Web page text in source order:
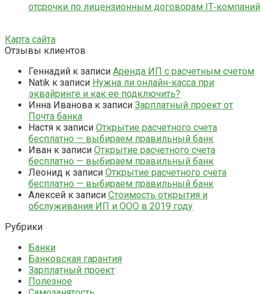
отсрочки по лицензионным договорам IT‑компаний
Карта сайта
Отзывы клиентов
Геннадий к записи Аренда ИП с расчетным счетом
Natik к записи Нужна ли онлайн-касса при
эквайринге и как ее подключить?
Инна Иванова к записи Зарплатный проект от
Почта банка
Настя к записи Открытие расчетного счета
бесплатно — выбираем правильный банк
Иван к записи Открытие расчетного счета
бесплатно — выбираем правильный банк
Леонид к записи Открытие расчетного счета
бесплатно — выбираем правильный банк
Алексей к записи Стоимость открытия и
обслуживания ИП и ООО в 2019 году
Рубрики
Банки
Банковская гарантия
Зарплатный проект
Полезное